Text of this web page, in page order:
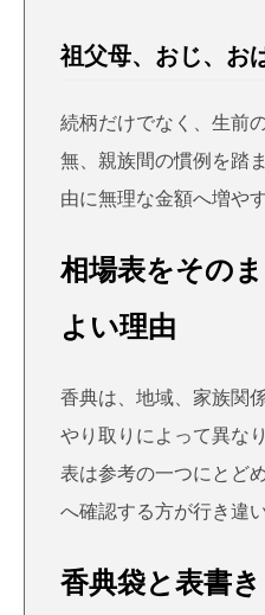
祖父母、おじ、お
続柄だけでなく、生前
無、親族間の慣例を踏
由に無理な金額へ増や
相場表をその
よい理由
香典は、地域、家族関
やり取りによって異な
表は参考の一つにとど
へ確認する方が行き違
香典袋と表書き